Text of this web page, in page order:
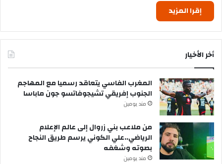
إقرا المزيد
أخر الأخيار
المغرب الفاسي يتعاقد رسميا مع المهاجم
الجنوب إفريقي تشيجوفاتسو جون ماباسا
مند يومين
من ملاعب بني زروال إلى عالم الإعلام
الرياضي..علي الكوني يرسم طريق النجاح
بصوته وشغفه
مند يومين